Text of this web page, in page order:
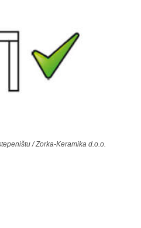
/ Zorka-Keramika d.o.o.